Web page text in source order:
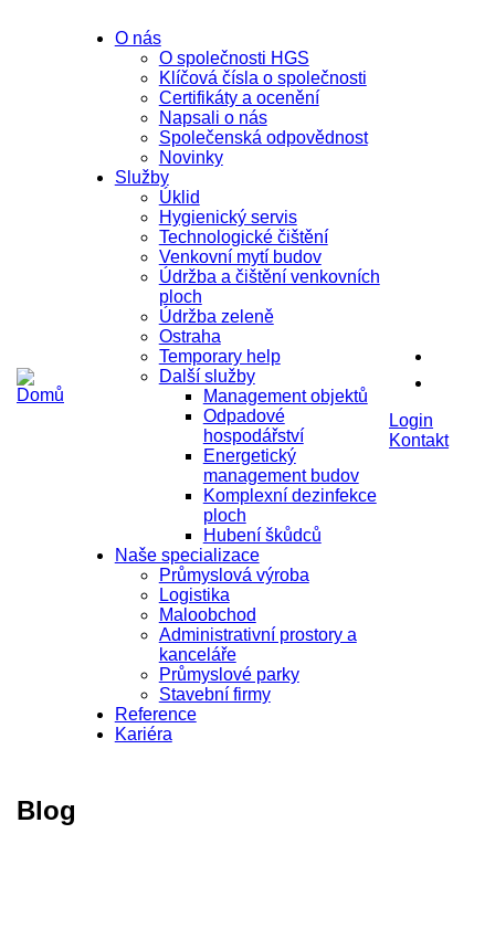
O nás
O společnosti HGS
Klíčová čísla o společnosti
Certifikáty a ocenění
Napsali o nás
Společenská odpovědnost
Novinky
Služby
Úklid
Hygienický servis
Technologické čištění
Venkovní mytí budov
Údržba a čištění venkovních
ploch
Údržba zeleně
Ostraha
Temporary help
Další služby
Management objektů
Odpadové
hospodářství
Energetický
management budov
Komplexní dezinfekce
ploch
Hubení škůdců
Naše specializace
Průmyslová výroba
Logistika
Maloobchod
Administrativní prostory a
kanceláře
Průmyslové parky
Stavební firmy
Reference
Kariéra
Login
Kontakt
Blog